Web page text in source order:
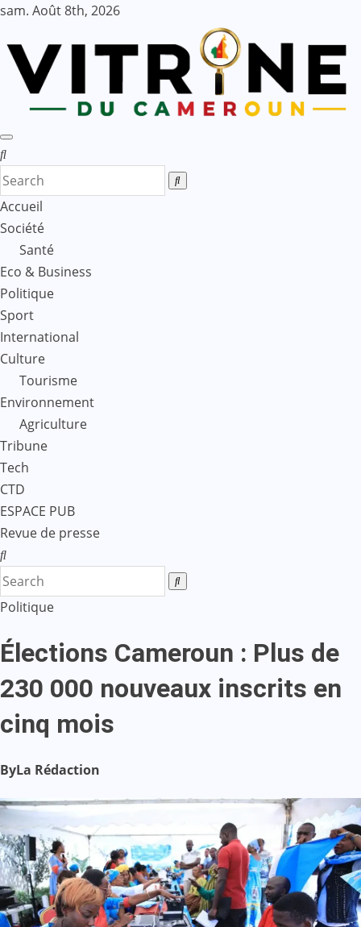
Skip
content
sam. Août 8th, 2026
Accueil
Société
Santé
Eco & Business
Politique
Sport
International
Culture
Tourisme
Environnement
Agriculture
Tribune
Tech
CTD
ESPACE PUB
Revue de presse
Politique
Élections Cameroun : Plus de
230 000 nouveaux inscrits en
cinq mois
ByLa Rédaction